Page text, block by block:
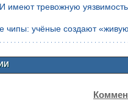
имеют тревожную
чипы: учёные создают